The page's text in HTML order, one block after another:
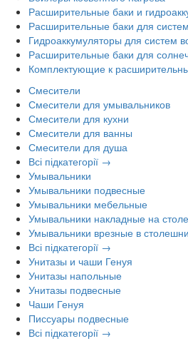
Расширительные баки и
Расширительные баки для
Гидроаккумуляторы для систем
Расширительные баки для
Комплектующие к
Смесители
Смесители для умывальников
Смесители для кухни
Смесители для ванны
Смесители для душа
Всі підкатегорії →
Умывальники
Умывальники подвесные
Умывальники мебельные
Умывальники накладные на
Умывальники врезные в
Всі підкатегорії →
Унитазы и чаши Генуя
Унитазы напольные
Унитазы подвесные
Чаши Генуя
Писсуары подвесные
Всі підкатегорії →